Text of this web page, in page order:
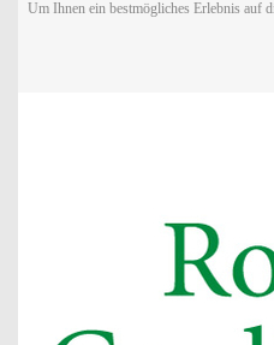
Um Ihnen ein bestmögliches Erlebnis auf